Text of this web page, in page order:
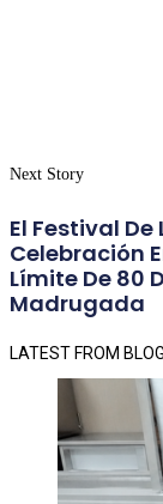
Next Story
El Festival
Celebración
Límite De 80
Madrugada
LATEST FROM BLOG